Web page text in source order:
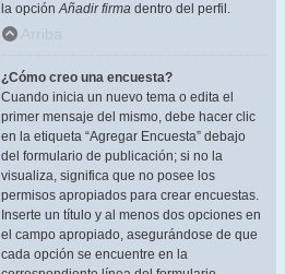
la opciónAñadir firma dentro del perfil.
Arriba
¿Cómo creo una encuesta?
Cuando inicia un nuevo tema o edita el
primer mensaje del mismo, debe hacer clic
en la etiqueta “Agregar Encuesta” debajo
del formulario de publicación; si no la
visualiza, significa que no posee los
permisos apropiados para crear encuestas.
Inserte un título y al menos dos opciones en
el campo apropiado, asegurándose de que
cada opción se encuentre en la